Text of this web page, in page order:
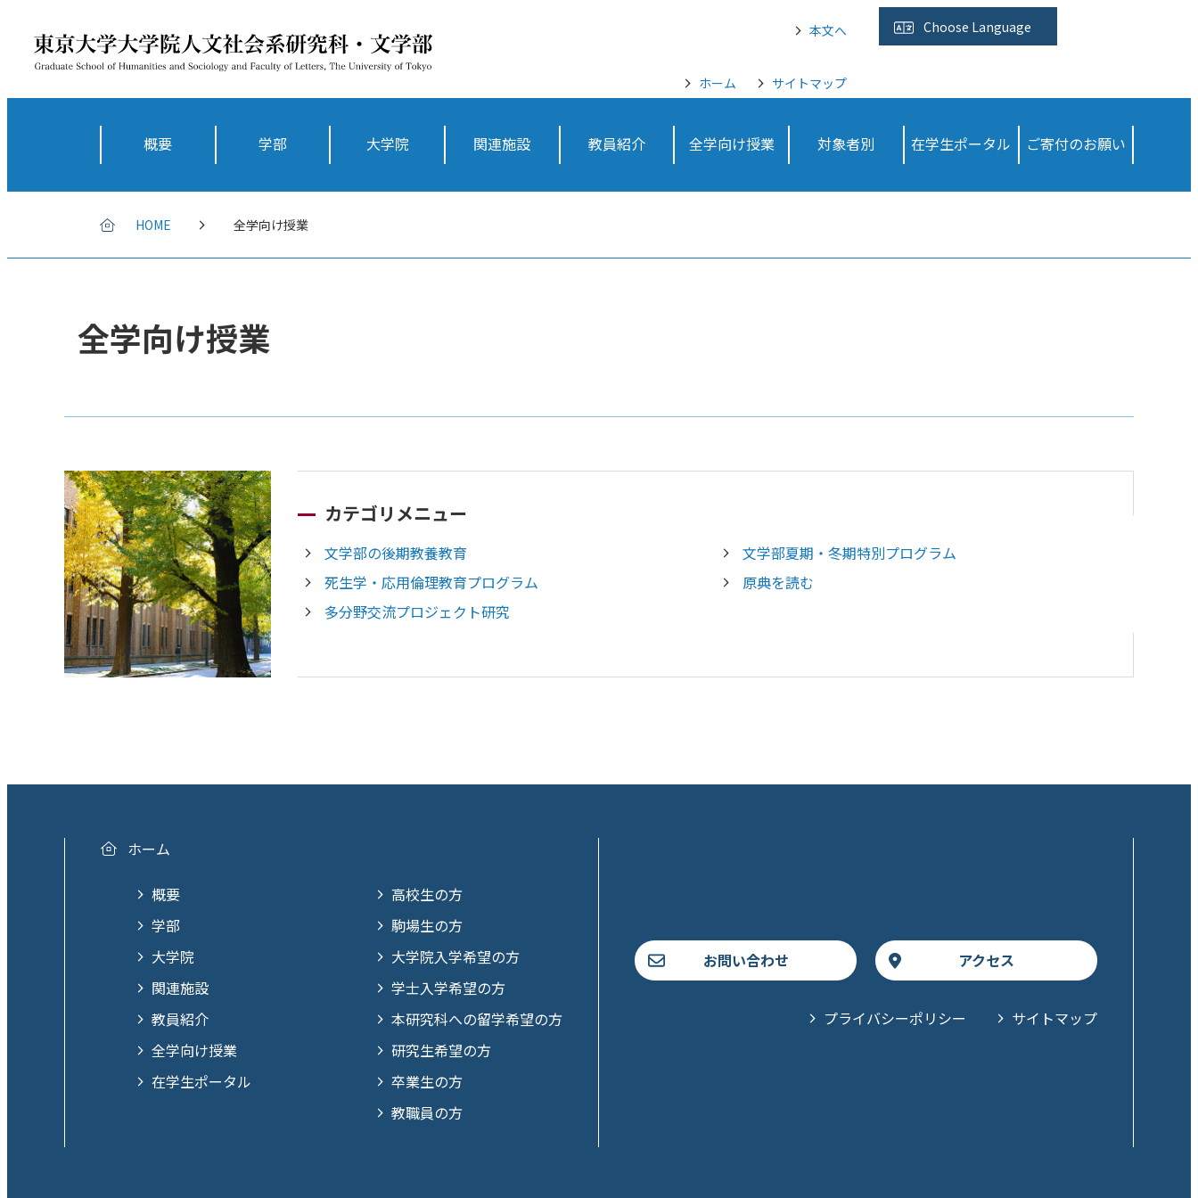
本文へ Choose Language
ホーム サイトマップ
概要 学部 大学院 関連施設 教員紹介 全学向け授業 対象者別 在学生ポータル ご寄付のお願い
HOME 全学向け授業
全学向け授業
カテゴリメニュー
文学部の後期教養教育
文学部夏期・冬期特別プログラム
死生学・応用倫理教育プログラム
原典を読む
多分野交流プロジェクト研究
ホーム
概要
学部
大学院
関連施設
教員紹介
全学向け授業
在学生ポータル
高校生の方
駒場生の方
大学院入学希望の方
学士入学希望の方
本研究科への留学希望の方
研究生希望の方
卒業生の方
教職員の方
お問い合わせ アクセス
プライバシーポリシー サイトマップ